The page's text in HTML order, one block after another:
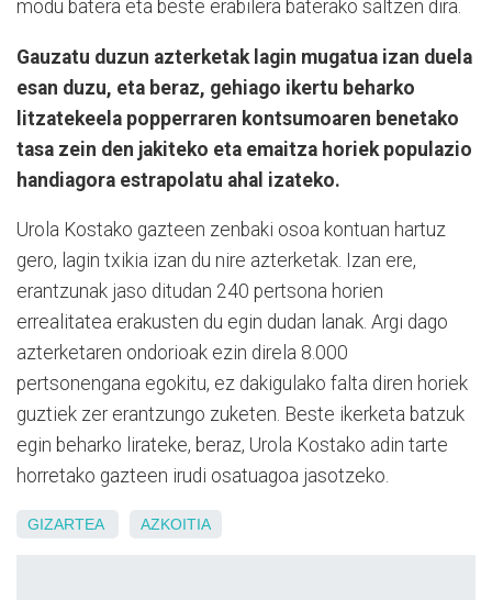
modu batera eta beste erabilera baterako saltzen dira.
Gauzatu duzun azterketak lagin mugatua izan duela
esan duzu, eta beraz, gehiago ikertu beharko
litzatekeela popperraren kontsumoaren benetako
tasa zein den jakiteko eta emaitza horiek populazio
handiagora estrapolatu ahal izateko.
Urola Kostako gazteen zenbaki osoa kontuan hartuz
gero, lagin txikia izan du nire azterketak. Izan ere,
erantzunak jaso ditudan 240 pertsona horien
errealitatea erakusten du egin dudan lanak. Argi dago
azterketaren ondorioak ezin direla 8.000
pertsonengana egokitu, ez dakigulako falta diren horiek
guztiek zer erantzungo zuketen. Beste ikerketa batzuk
egin beharko lirateke, beraz, Urola Kostako adin tarte
horretako gazteen irudi osatuagoa jasotzeko.
GIZARTEA AZKOITIA